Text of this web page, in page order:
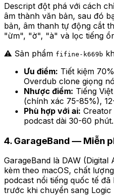
Descript đột phá với cách
âm thành văn bản, sau đó
bản, âm thanh tự động cắt
"ừm", "ờ", "à" và lọc tiếng
⚠️ Sản phẩm fifine-k669b
Ưu điểm: Tiết kiệm
Overdub clone giọng
Nhược điểm: Tiếng
(chính xác 75-85%),
Phù hợp với ai:
podcast dài 30-60 phút.
4. GarageBand — Miễn
GarageBand là DAW
kèm theo macOS, chất
podcast nổi tiếng quốc tế
trước khi chuyển sang Logic